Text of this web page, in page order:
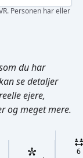
Personen har eller
du har
se detaljer
ejere,
og meget mere.
6